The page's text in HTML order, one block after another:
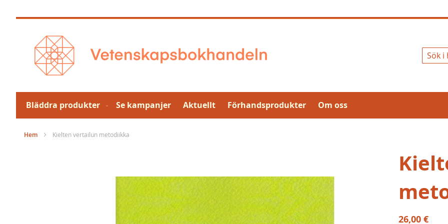
till
Bläddra produkter Se kampanjer Aktuellt Förhandsprodukter Om oss
Hem Kielten vertailun metodiikka
26,00 €